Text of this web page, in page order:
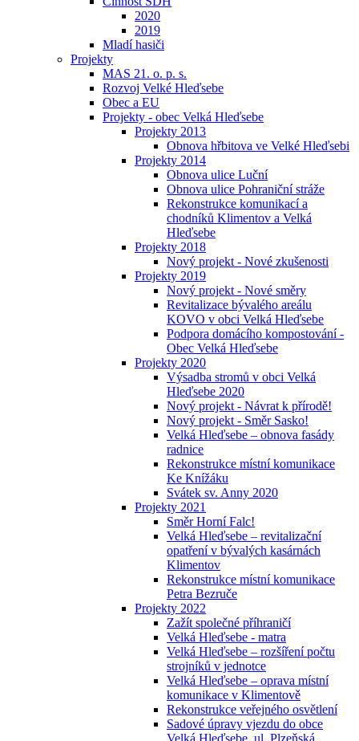
2020
2019
Mladí hasiči
Projekty
MAS 21. o. p. s.
Rozvoj Velké Hleďsebe
Obec a EU
Projekty - obec Velká Hleďsebe
Projekty 2013
Obnova hřbitova ve Velké Hleďsebi
Projekty 2014
Obnova ulice Luční
Obnova ulice Pohraniční stráže
Rekonstrukce komunikací a
chodníků Klimentov a Velká
Hleďsebe
Projekty 2018
Nový projekt - Nové zkušenosti
Projekty 2019
Nový projekt - Nové směry
Revitalizace bývalého areálu
KOVO v obci Velká Hleďsebe
Podpora domácího kompostování -
Obec Velká Hleďsebe
Projekty 2020
Výsadba stromů v obci Velká
Hleďsebe 2020
Nový projekt - Návrat k přírodě!
Nový projekt - Směr Sasko!
Velká Hleďsebe – obnova fasády
radnice
Rekonstrukce místní komunikace
Ke Knížáku
Svátek sv. Anny 2020
Projekty 2021
Směr Horní Falc!
Velká Hleďsebe – revitalizační
opatření v bývalých kasárnách
Klimentov
Rekonstrukce místní komunikace
Petra Bezruče
Projekty 2022
Zažít společné příhraničí
Velká Hleďsebe - matra
Velká Hleďsebe – rozšíření počtu
strojníků v jednotce
Velká Hleďsebe – oprava místní
komunikace v Klimentově
Rekonstrukce veřejného osvětlení
Sadové úpravy vjezdu do obce
Velká Hleďsebe, ul. Plzeňská